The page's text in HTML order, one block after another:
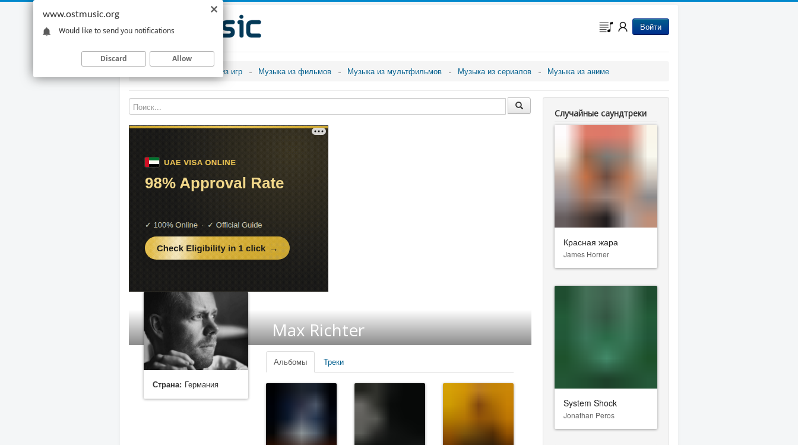
Войти
Музыка из игр Музыка из фильмов Музыка из мультфильмов Музыка из сериалов Музыка из аниме
Max Richter
Страна: Германия
Альбомы Треки
Случайные саундтреки
Красная жара
James Horner
System Shock
Jonathan Peros
www.ostmusic.org
Would like to send you notifications
Discard Allow